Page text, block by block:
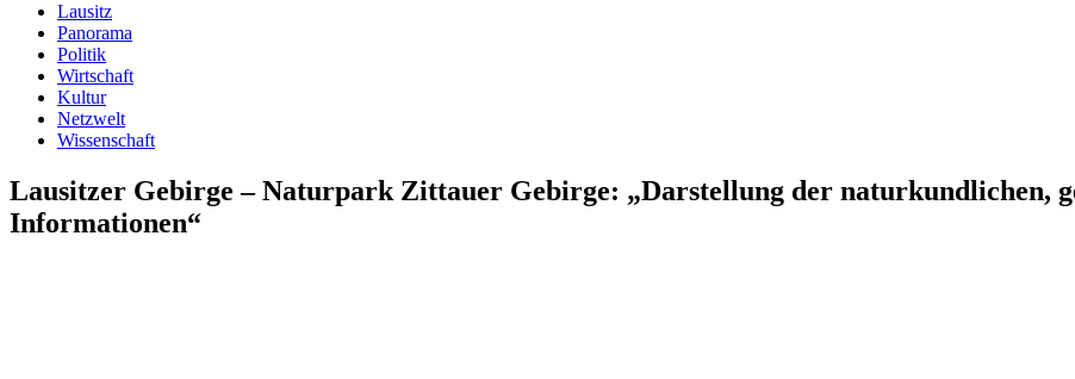
Lausitz
Panorama
Politik
Wirtschaft
Kultur
Netzwelt
Wissenschaft
Lausitzer Gebirge – Naturpark Zittauer Gebirge: „Darstellung der naturkundlichen,
Informationen“